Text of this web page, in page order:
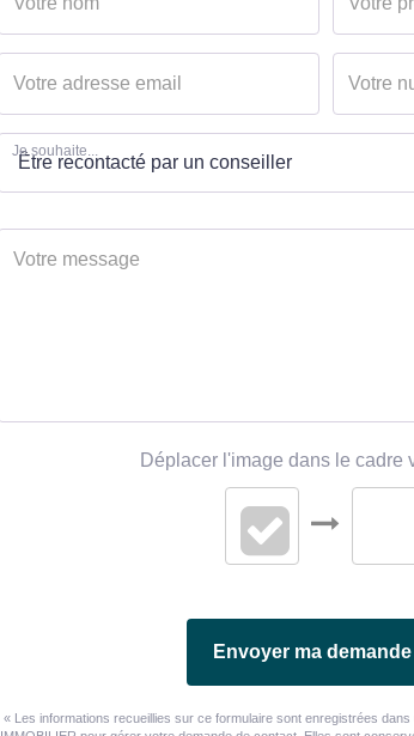
Je souhaite...
Déplacer l'image dans le cadre
Envoyer ma demande
« Les informations recueillies sur ce formulaire sont enregistrées